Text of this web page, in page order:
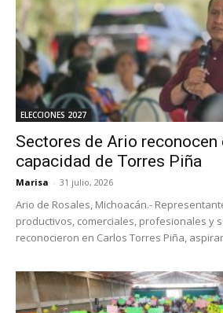
ELECCIONES 2027
Sectores de Ario reconocen
capacidad de Torres Piña
Marisa - 31 julio, 2026
Ario de Rosales, Michoacán.-
productivos, comerciales, profesionales y
reconocieron en Carlos Torres Piña,